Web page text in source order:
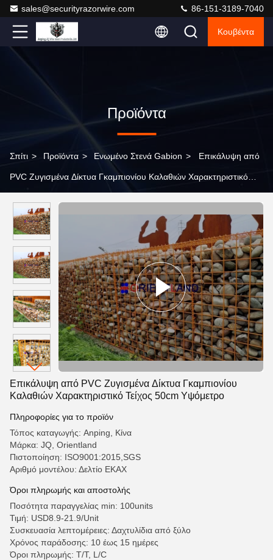
sales@securityrazorwire.com 86-151-3189-7040
Κουβέντα
Προϊόντα
Σπίτι > Προϊόντα > Ενωμένο Στενά Gabion > Επικάλυψη από
PVC Ζυγισμένα Δίκτυα Γκαμπιονίου Καλαθιών Χαρακτηριστικό
Επικάλυψη από PVC Ζυγισμένα Δίκτυα Γκαμπιονίου
Καλαθιών Χαρακτηριστικό Τείχος 50cm Υψόμετρο
Πληροφορίες για το προϊόν
Τόπος καταγωγής: Anping, Κίνα
Μάρκα: JQ, Orientland
Πιστοποίηση: ISO9001:2015,SGS
Αριθμό μοντέλου: Δελτίο ΕΚΑΧ
Όροι πληρωμής και αποστολής
Ποσότητα παραγγελίας min: 100units
Τιμή: USD8.9-21.9/Unit
Συσκευασία λεπτομέρειες: Δαχτυλίδια από ξύλο
Χρόνος παράδοσης: 10 έως 15 ημέρες
Όροι πληρωμής: T/T, L/C